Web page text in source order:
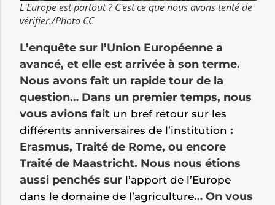
L'Europe est partout ? C'est ce que nous avons tenté de
vérifier./Photo CC
L’enquête sur l’Union Européenne a
avancé, et elle est arrivée à son terme.
Nous avons fait un rapide tour de la
question… Dans un premier temps, nous
vous avions fait un bref retour sur les
différents anniversaires de l’institution :
Erasmus, Traité de Rome, ou encore
Traité de Maastricht. Nous nous étions
aussi penchés sur l’apport de l’Europe
dans le domaine de l’agriculture… On vous